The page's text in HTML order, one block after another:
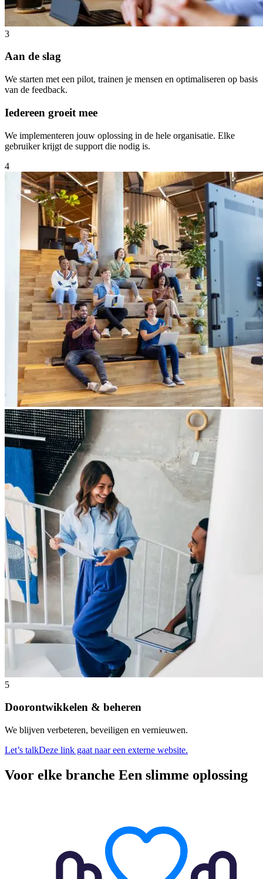
3
Aan de slag
We starten met een pilot, trainen je mensen en optimaliseren op basis
van de feedback.
Iedereen groeit mee
We implementeren jouw oplossing in de hele organisatie. Elke
gebruiker krijgt de support die nodig is.
4
5
Doorontwikkelen & beheren
We blijven verbeteren, beveiligen en vernieuwen.
Let’s talkDeze link gaat naar een externe website.
Voor elke branche Een slimme oplossing